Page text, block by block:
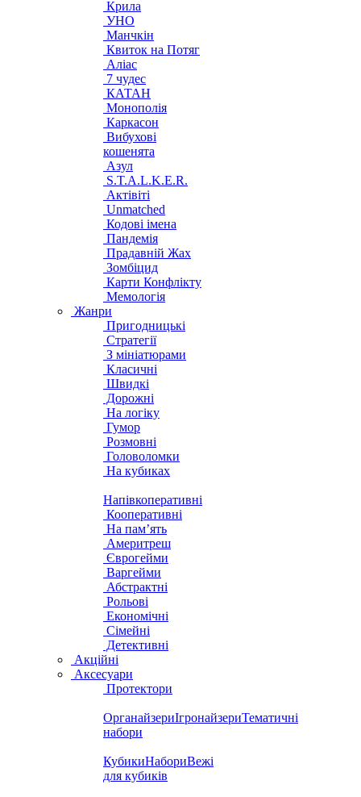
Крила
УНО
Манчкін
Квиток на Потяг
Аліас
7 чудес
КАТАН
Монополія
Каркасон
Вибухові
кошенята
Азул
S.T.A.L.K.E.R.
Актівіті
Unmatched
Кодові імена
Пандемія
Прадавній Жах
Зомбіцид
Карти Конфлікту
Мемологія
Жанри
Пригодницькі
Стратегії
З мініатюрами
Класичні
Швидкі
Дорожні
На логіку
Гумор
Розмовні
Головоломки
На кубиках
Напівкоперативні
Кооперативні
На пам’ять
Америтреш
Єврогейми
Варгейми
Абстрактні
Рольові
Економічні
Сімейні
Детективні
Акційні
Аксесуари
Протектори
ОрганайзериІгронайзериТематичні
набори
КубикиНабориВежі
для кубиків